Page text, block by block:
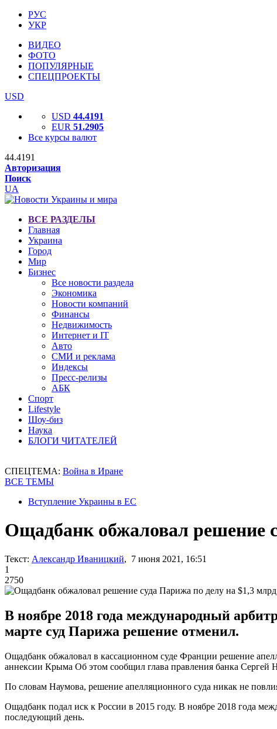
РУС
УКР
ВИДЕО
ФОТО
ПОПУЛЯРНЫЕ
СПЕЦПРОЕКТЫ
USD
USD 44.4191
EUR 51.2905
Все курсы валют
44.4191
Авторизация
Поиск
UA
ВСЕ РАЗДЕЛЫ
Главная
Украина
Город
Мир
Бизнес
Все новости раздела
Экономика
Новости компаний
Финансы
Недвижимость
Интернет и IT
Авто
СМИ и реклама
Индексы
Пресс-релизы
АБК
Спорт
Lifestyle
Шоу-биз
Наука
БЛОГИ ЧИТАТЕЛЕЙ
СПЕЦТЕМА: Война в Иране
ВСЕ ТЕМЫ
Вступление Украины в ЕС
Ощадбанк обжаловал решение
Текст: Александр Иваницкий, 7 июня 2021, 16:51
1
2750
В ноябре 2018 года международный
марте суд Парижа решение отменил.
Ощадбанк обжаловал в кассационном суде Франции решение
аннексии Крыма Об этом сообщил глава правления банка Сергей
По словам Наумова, решение апелляционного суда никак не
Ощадбанк подал иск к России в 2015 году. В ноябре 2018 года
последующий день.